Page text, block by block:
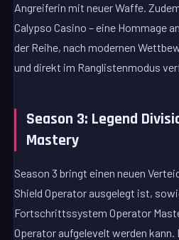
Angreiferin mit neuer Waffe.
Calypso Casino – eine Hommage
der Reihe, nach modernen
und direkt im Ranglistenmodus
Season 3: Legend
Mastery
Season 3 bringt einen neuen
Shield Operator ausgelegt ist,
Fortschrittssystem Operator
Operator aufgelevelt werden